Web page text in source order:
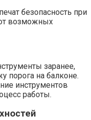
безопасность при
возможных
заранее,
порога на балконе.​
инструментов
работы.​